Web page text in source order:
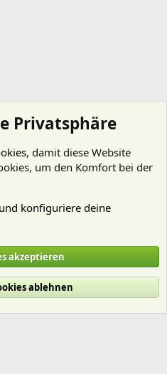
Hilfe und Impressum
Privatsphäre
, damit diese Website
um den Komfort bei der
konfiguriere deine
akzeptieren
ablehnen